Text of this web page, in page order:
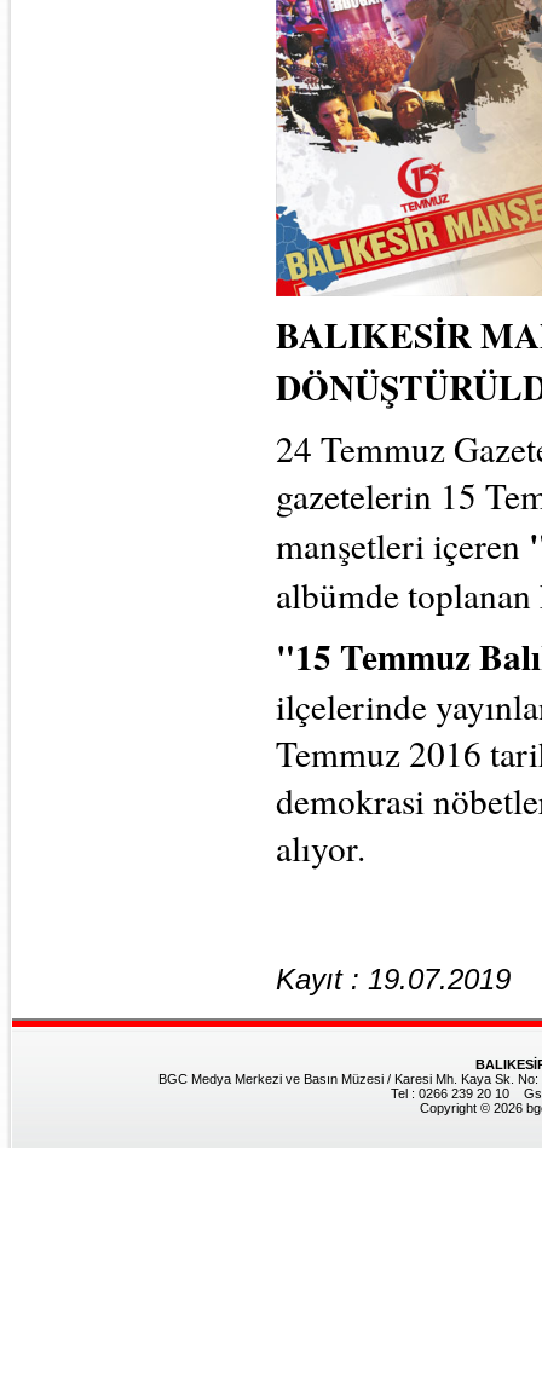
BALIKESİR
24 Temmuz
gazetelerin 15
manşetleri içeren
albümde
"15 Temmuz
ilçelerinde
Temmuz 2016
demokrasi
alıyor.
Kayıt : 19.07.2019
BGC Medya Merkezi ve Basın Müzesi / Karesi Mh. Kaya Sk.
Tel : 0266 239 20 10
Copyright © 2026